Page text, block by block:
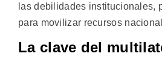
las debilidades institucionales,
para movilizar recursos
La clave del